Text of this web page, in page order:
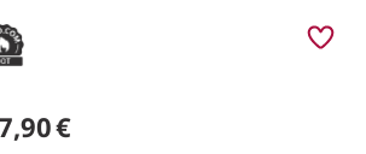
€